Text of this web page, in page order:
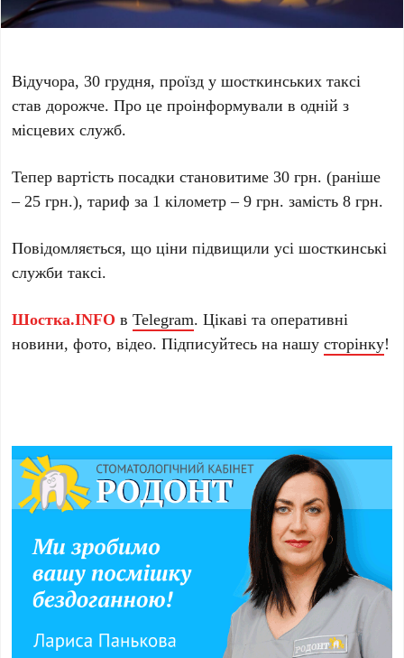
Відучора, 30 грудня, проїзд у шосткинських таксі
став дорожче. Про це проінформували в одній з
місцевих служб.
Тепер вартість посадки становитиме 30 грн. (раніше
– 25 грн.), тариф за 1 кілометр – 9 грн. замість 8 грн.
Повідомляється, що ціни підвищили усі шосткинські
служби таксі.
Шостка.INFO вTelegram. Цікаві та оперативні
новини, фото, відео. Підписуйтесь на нашусторінку!